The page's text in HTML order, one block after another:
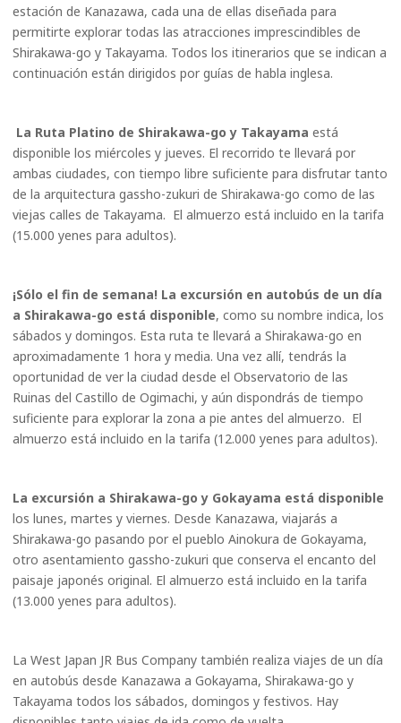
estación de Kanazawa, cada una de ellas diseñada para
permitirte explorar todas las atracciones imprescindibles de
Shirakawa-go y Takayama. Todos los itinerarios que se indican a
continuación están dirigidos por guías de habla inglesa.
La Ruta Platino de Shirakawa-go y Takayama está
disponible los miércoles y jueves. El recorrido te llevará por
ambas ciudades, con tiempo libre suficiente para disfrutar tanto
de la arquitectura gassho-zukuri de Shirakawa-go como de las
viejas calles de Takayama. El almuerzo está incluido en la tarifa
(15.000 yenes para adultos).
¡Sólo el fin de semana! La excursión en autobús de un día
a Shirakawa-go está disponible, como su nombre indica, los
sábados y domingos. Esta ruta te llevará a Shirakawa-go en
aproximadamente 1 hora y media. Una vez allí, tendrás la
oportunidad de ver la ciudad desde el Observatorio de las
Ruinas del Castillo de Ogimachi, y aún dispondrás de tiempo
suficiente para explorar la zona a pie antes del almuerzo. El
almuerzo está incluido en la tarifa (12.000 yenes para adultos).
La excursión a Shirakawa-go y Gokayama está disponible
los lunes, martes y viernes. Desde Kanazawa, viajarás a
Shirakawa-go pasando por el pueblo Ainokura de Gokayama,
otro asentamiento gassho-zukuri que conserva el encanto del
paisaje japonés original. El almuerzo está incluido en la tarifa
(13.000 yenes para adultos).
La West Japan JR Bus Company también realiza viajes de un día
en autobús desde Kanazawa a Gokayama, Shirakawa-go y
Takayama todos los sábados, domingos y festivos. Hay